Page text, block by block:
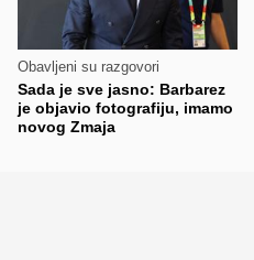
Obavljeni su razgovori
Sada je sve jasno: Barbarez
je objavio fotografiju, imamo
novog Zmaja